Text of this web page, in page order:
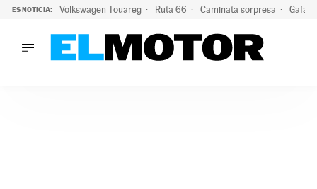
ES NOTICIA: Volkswagen Touareg Ruta 66 Caminata sorpresa Gafas